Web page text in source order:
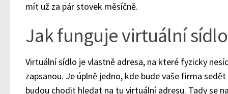
mít už za pár stovek měsíčně.
Jak funguje virtuální
Virtuální sídlo je vlastně adresa, na které fyzicky
zapsanou. Je úplně jedno, kde bude vaše firma
budou chodit hledat na tu virtuální adresu. Tady se